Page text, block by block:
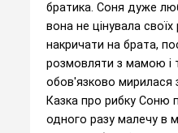
братика. Соня дуже
вона не цінувала
накричати на брата,
розмовляти з мамою і
обов'язково мирилася
Казка про рибку Соню
одного разу малечу в